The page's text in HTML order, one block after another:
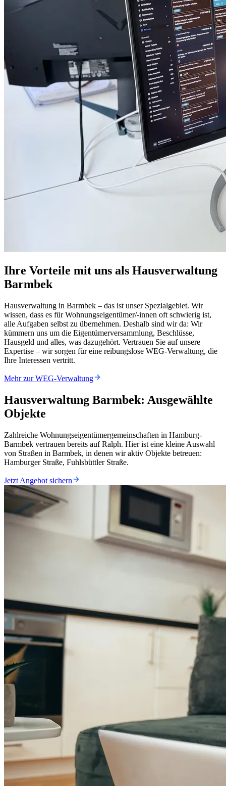
Ihre Vorteile mit uns als Hausverwaltung
Barmbek
Hausverwaltung in Barmbek – das ist unser Spezialgebiet. Wir
wissen, dass es für Wohnungseigentümer/-innen oft schwierig ist,
alle Aufgaben selbst zu übernehmen. Deshalb sind wir da: Wir
kümmern uns um die Eigentümerversammlung, Beschlüsse,
Hausgeld und alles, was dazugehört. Vertrauen Sie auf unsere
Expertise – wir sorgen für eine reibungslose WEG-Verwaltung, die
Ihre Interessen vertritt.
Mehr zur WEG-Verwaltung
Hausverwaltung Barmbek: Ausgewählte
Objekte
Zahlreiche Wohnungseigentümergemeinschaften in Hamburg-
Barmbek vertrauen bereits auf Ralph. Hier ist eine kleine Auswahl
von Straßen in Barmbek, in denen wir aktiv Objekte betreuen:
Hamburger Straße, Fuhlsbüttler Straße.
Jetzt Angebot sichern